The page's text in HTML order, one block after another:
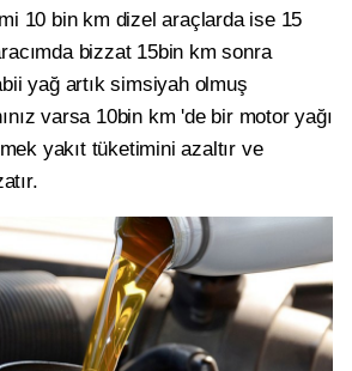
10 bin km dizel araçlarda ise 15
bizzat 15bin km sonra
yağ artık simsiyah olmuş
varsa 10bin km 'de bir motor yağı
yakıt tüketimini azaltır ve